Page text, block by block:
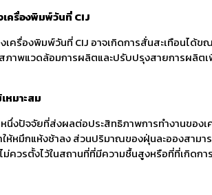
เครื่องพิมพ์วันที่CIJ
เครื่องพิมพ์วันที่ CIJ อาจเกิดการสั่นสะเทือนไ
าพแวดล้อมการผลิตและปรับปรุงสายการผลิต
หมาะสม
งปัจจัยที่ส่งผลต่อประสิทธิภาพการทำงานของ
ให้หมึกแห้งช้าลง ส่วนปริมาณของฝุ่นละอองสาม
วรตั้งไว้ในสถานที่ที่มีความชื้นสูงหรือที่ที่เกิดกา